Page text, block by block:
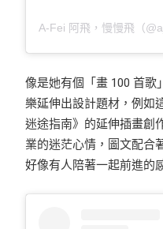
A-Fei 阿飛，慢慢飛（
像是她有個「畫 100 首歌
樂延伸出設計題材，例如
迷途指南》的延伸插畫創
業的迷茫心情，圖文配合
好像有人陪著一起前進的